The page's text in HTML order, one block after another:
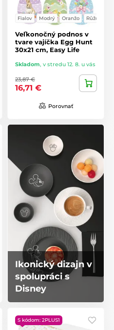
Fialov Modrý Oranžo Růžový
Veľkonočný podnos v
tvare vajíčka Egg Hunt
30x21 cm, Easy Life
Skladom, v stredu 12. 8. u vás
23,87 €
16,71 €
Porovnať
Ikonický dizajn v
spolupráci s
Disney
S kódom: 2PLUS1